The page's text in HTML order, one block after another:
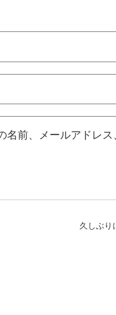
前、メールアドレス
久しぶり